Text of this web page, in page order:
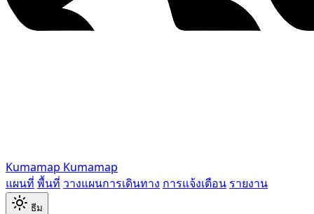
Kumamap Kumamap
แผนที่ พื้นที่ วางแผนการเดินทาง การแจ้งเตือน รายงาน
ธีม